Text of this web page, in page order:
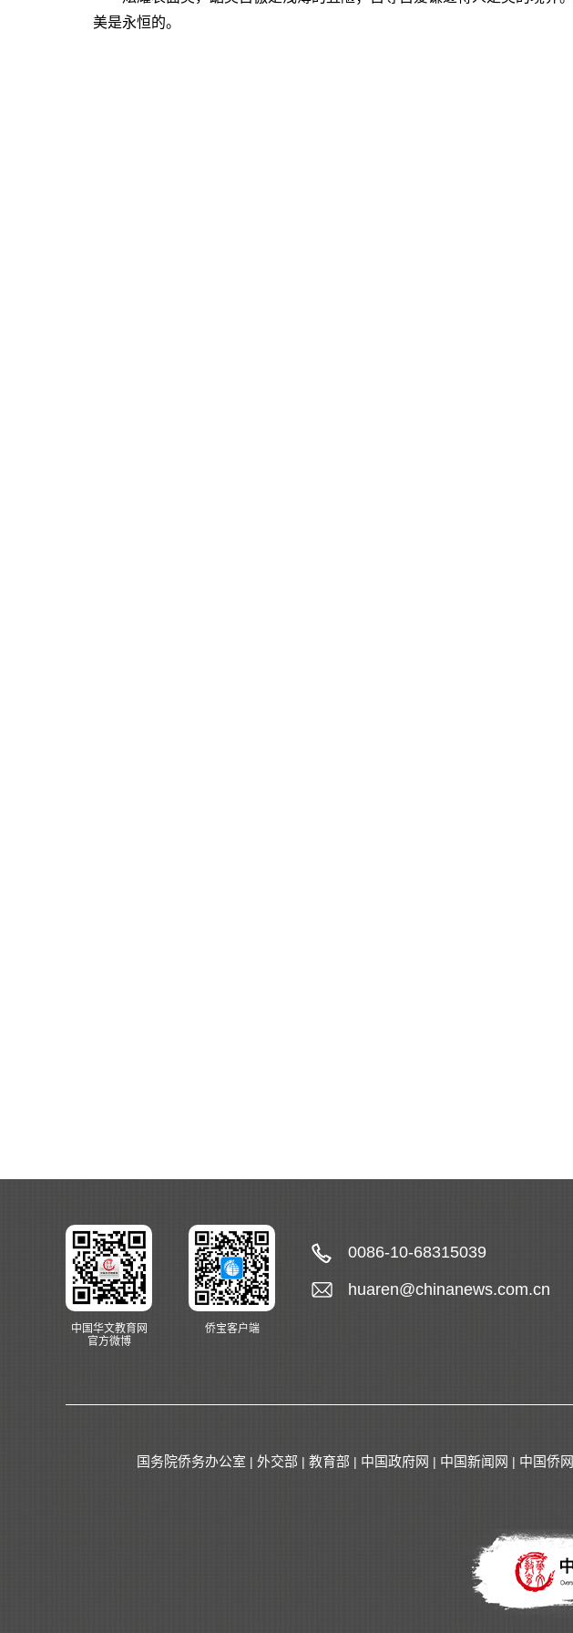
美是永恒的。
中国华文教育网
官方微博
侨宝客户端
0086-10-68315039
huaren@chinanews.com.cn
国务院侨务办公室 | 外交部 | 教育部 | 中国政府网 | 中国新闻网 | 中国侨网